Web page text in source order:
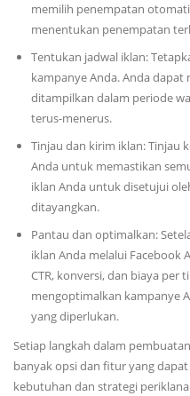
memilih penempatan
menentukan penempatan
Tentukan jadwal iklan:
kampanye Anda. Anda
ditampilkan dalam periode
terus-menerus.
Tinjau dan kirim iklan: Tinjau
Anda untuk memastikan
iklan Anda untuk disetujui
ditayangkan.
Pantau dan optimalkan:
iklan Anda melalui Facebook
CTR, konversi, dan biaya per
mengoptimalkan kampanye
yang diperlukan.
Setiap langkah dalam
banyak opsi dan fitur yang
kebutuhan dan strategi